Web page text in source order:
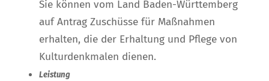
Sie können vom Land Baden-Württemberg
auf Antrag Zuschüsse für Maßnahmen
erhalten, die der Erhaltung und Pflege von
Kulturdenkmalen dienen.
Leistung